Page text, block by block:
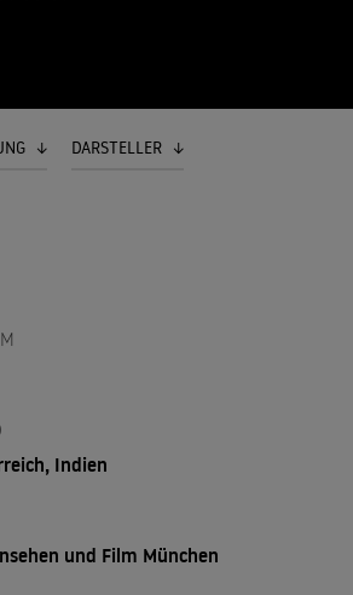
DARSTELLER
Indien
und Film München